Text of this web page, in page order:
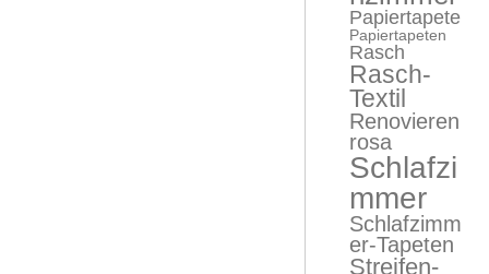
Papiertapete
Papiertapeten
Rasch
Rasch-
Textil
Renovieren
rosa
Schlafzi
mmer
Schlafzimm
er-Tapeten
Streifen-